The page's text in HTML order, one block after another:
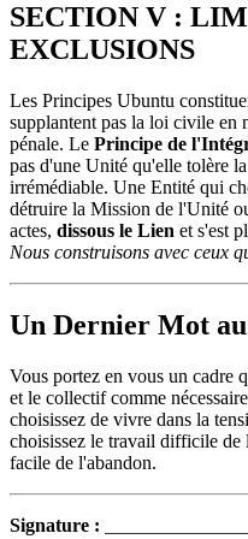
SECTION V :
EXCLUSIONS
Les Principes Ubuntu
supplantent pas la loi civile en
pénale. Le Principe de
pas d'une Unité qu'elle tolère
irrémédiable. Une Entité qui
détruire la Mission de l'Unité
actes, dissous le Lien et s'est
Nous construisons avec ceux
Un Dernier Mot
Vous portez en vous un cadre
et le collectif comme
choisissez de vivre dans la
choisissez le travail difficile de
facile de l'abandon.
Signature :